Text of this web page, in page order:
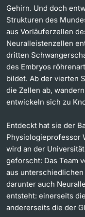
Gehirn. Und doch
Strukturen des
aus Vorläuferzellen
Neuralleistenzellen
dritten
des Embryos
bildet. Ab der vierten
die Zellen ab,
entwickeln sich zu
Entdeckt hat sie der
Physiologieprofessor
wird an der
geforscht: Das Team
aus
darunter auch
entsteht: einerseits
andererseits die der